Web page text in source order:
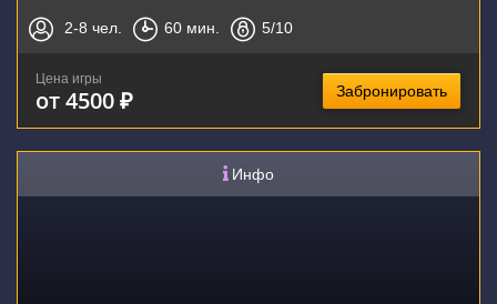
2-8 чел. 60 мин. 5/10
Цена игры
от 4500 ₽ Забронировать
Инфо